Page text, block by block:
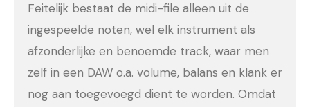
Feitelijk bestaat de midi-file alleen uit de
ingespeelde noten, wel elk instrument als
afzonderlijke en benoemde track, waar men
zelf in een DAW o.a. volume, balans en klank er
nog aan toegevoegd dient te worden. Omdat